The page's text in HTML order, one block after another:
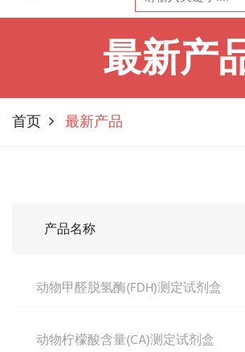
最新产
首页 最新产品
产品名称
动物甲醛脱氢酶(FDH)测定试剂盒
动物柠檬酸含量(CA)测定试剂盒